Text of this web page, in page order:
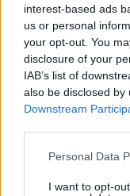
interest-based ads
us or personal
your opt-out. You
disclosure of your
IAB’s list of
also be disclosed
Downstream
Please note that
not limited to your
Personal Data
I want to opt-